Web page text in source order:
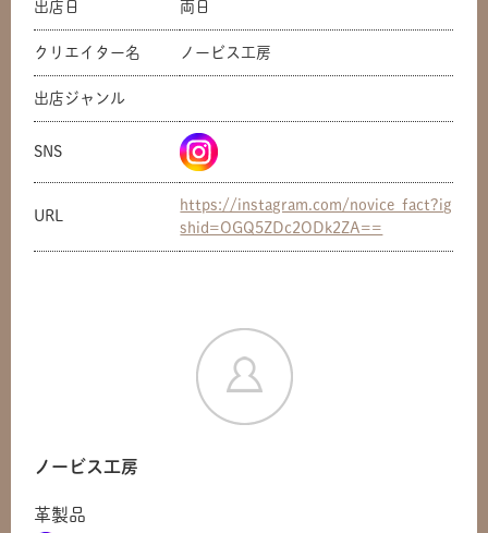
出店日 両日
クリエイター名 ノービス工房
出店ジャンル
SNS
URL
https://instagram.com/novice_fact?ig
shid=OGQ5ZDc2ODk2ZA==
ノービス工房
革製品